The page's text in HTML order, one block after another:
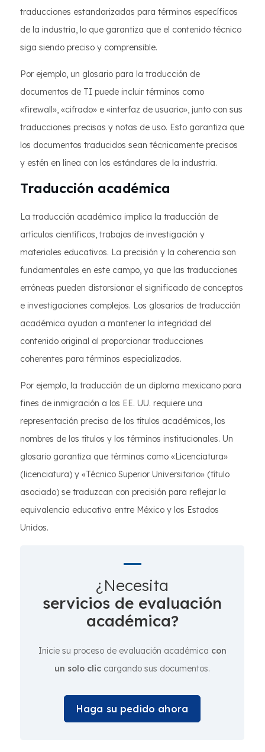
traducciones estandarizadas para términos específicos
de la industria, lo que garantiza que el contenido técnico
siga siendo preciso y comprensible.
Por ejemplo, un glosario para la traducción de
documentos de TI puede incluir términos como
«firewall», «cifrado» e «interfaz de usuario», junto con sus
traducciones precisas y notas de uso. Esto garantiza que
los documentos traducidos sean técnicamente precisos
y estén en línea con los estándares de la industria.
Traducción académica
La traducción académica implica la traducción de
artículos científicos, trabajos de investigación y
materiales educativos. La precisión y la coherencia son
fundamentales en este campo, ya que las traducciones
erróneas pueden distorsionar el significado de conceptos
e investigaciones complejos. Los glosarios de traducción
académica ayudan a mantener la integridad del
contenido original al proporcionar traducciones
coherentes para términos especializados.
Por ejemplo, la traducción de un diploma mexicano para
fines de inmigración a los EE. UU. requiere una
representación precisa de los títulos académicos, los
nombres de los títulos y los términos institucionales. Un
glosario garantiza que términos como «Licenciatura»
(licenciatura) y «Técnico Superior Universitario» (título
asociado) se traduzcan con precisión para reflejar la
equivalencia educativa entre México y los Estados
Unidos.
¿Necesita
servicios de evaluación
académica?
Inicie su proceso de evaluación académica con
un solo clic cargando sus documentos.
Haga su pedido ahora